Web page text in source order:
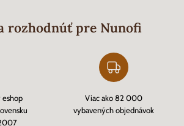
rozhodnúť pre Nunofi
eshop
Viac ako 82 000
vybavených objednávok